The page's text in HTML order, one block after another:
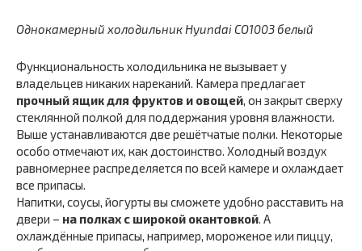
Однокамерный холодильник Hyundai CO1003 белый
Функциональность холодильника не вызывает у
владельцев никаких нареканий. Камера предлагает
прочный ящик для фруктов и овощей, он закрыт сверху
стеклянной полкой для поддержания уровня влажности.
Выше устанавливаются две решётчатые полки. Некоторые
особо отмечают их, как достоинство. Холодный воздух
равномернее распределяется по всей камере и охлаждает
все припасы.
Напитки, соусы, йогурты вы сможете удобно расставить на
двери – на полках с широкой окантовкой. А
охлаждённые припасы, например, мороженое или пиццу,